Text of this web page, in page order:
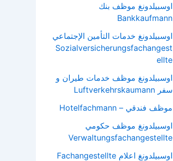
اوسبيلدونغ موظف بنك
Bankkaufmann
اوسبيلدونغ خدمات التأمين الإجتماعي
Sozialversicherungsfachangest
ellte
اوسبيلدونغ موظف خدمات طيران و
سفر Luftverkehrskaumann
موظف فندقي – Hotelfachmann
اوسبيلدونغ موظف حكومي
Verwaltungsfachangestellte
اوسبيلدونغ اعلام Fachangestellte